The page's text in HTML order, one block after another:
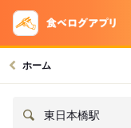
ホーム
東日本橋駅